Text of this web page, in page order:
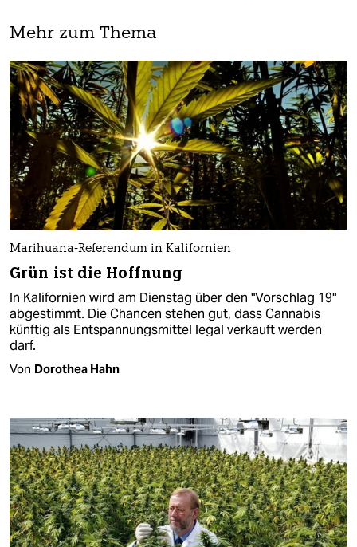
Mehr zum Thema
Marihuana-Referendum in Kalifornien
Grün ist die Hoffnung
In Kalifornien wird am Dienstag über den "Vorschlag 19"
abgestimmt. Die Chancen stehen gut, dass Cannabis
künftig als Entspannungsmittel legal verkauft werden
darf.
Von Dorothea Hahn